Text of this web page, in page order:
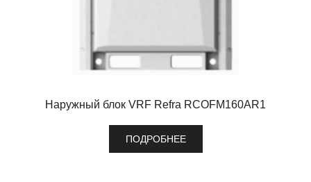
Наружный блок VRF Refra RCOFM160AR1
ПОДРОБНЕЕ